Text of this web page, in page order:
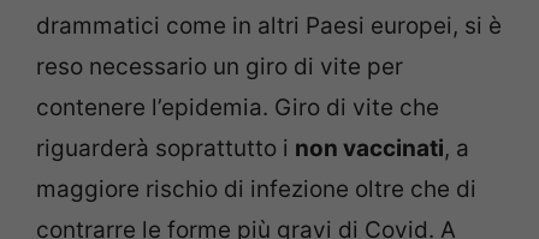
drammatici come in altri Paesi europei, si è
reso necessario un giro di vite per
contenere l’epidemia. Giro di vite che
riguarderà soprattutto i non vaccinati, a
maggiore rischio di infezione oltre che di
contrarre le forme più gravi di Covid. A